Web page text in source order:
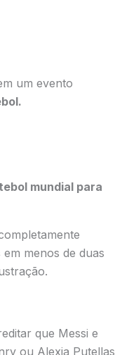
um evento
mundial para
menos de duas
que Messi e
ou Alexia Putellas